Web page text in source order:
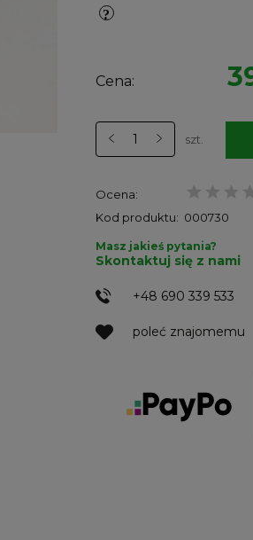
Cena:
szt.
Ocena:
Kod produktu: 000730
poleć znajomemu
Masz jakieś pytania?
Skontaktuj się z nami
+48 690 339 533